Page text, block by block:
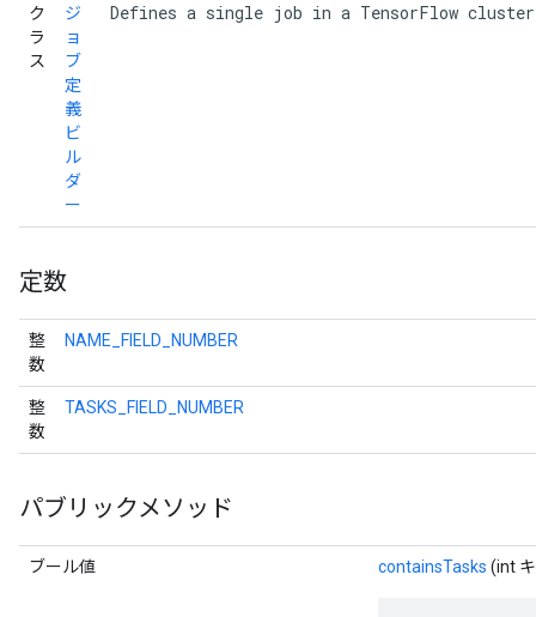
ク
ラ
ス
ジ
ョ
ブ
定
義
ビ
ル
ダ
ー
Defines a single job in a TensorFlow
定数
整
数
NAME_FIELD_NUMBER
整
数
TASKS_FIELD_NUMBER
パブリックメソッド
ブール値 containsTasks (int